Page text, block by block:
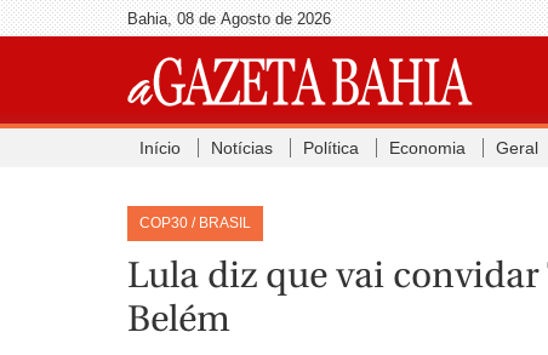
Bahia, 08 de Agosto de 2026
Início Notícias Política Economia Geral
COP30 / BRASIL
Lula diz que vai convidar
Belém